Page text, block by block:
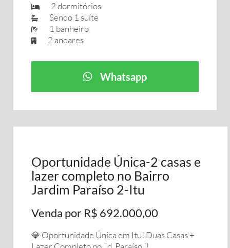
2 dormitórios
Sendo 1 suíte
1 banheiro
2 andares
Whatsapp
Oportunidade Única-2 casas e
lazer completo no Bairro
Jardim Paraíso 2-Itu
Venda por R$ 692.000,00
💎 Oportunidade Única em Itu! Duas Casas +